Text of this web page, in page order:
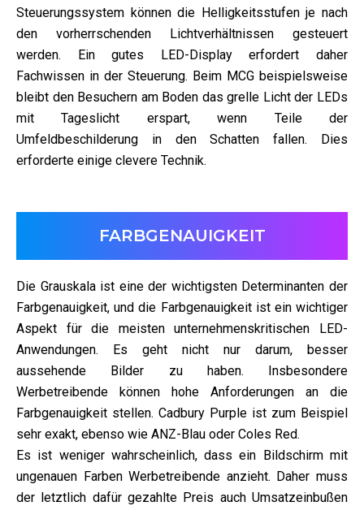
Steuerungssystem können die Helligkeitsstufen je nach
den vorherrschenden Lichtverhältnissen gesteuert
werden. Ein gutes LED-Display erfordert daher
Fachwissen in der Steuerung. Beim MCG beispielsweise
bleibt den Besuchern am Boden das grelle Licht der LEDs
mit Tageslicht erspart, wenn Teile der
Umfeldbeschilderung in den Schatten fallen. Dies
erforderte einige clevere Technik.
FARBGENAUIGKEIT
Die Grauskala ist eine der wichtigsten Determinanten der
Farbgenauigkeit, und die Farbgenauigkeit ist ein wichtiger
Aspekt für die meisten unternehmenskritischen LED-
Anwendungen. Es geht nicht nur darum, besser
aussehende Bilder zu haben. Insbesondere
Werbetreibende können hohe Anforderungen an die
Farbgenauigkeit stellen. Cadbury Purple ist zum Beispiel
sehr exakt, ebenso wie ANZ-Blau oder Coles Red.
Es ist weniger wahrscheinlich, dass ein Bildschirm mit
ungenauen Farben Werbetreibende anzieht. Daher muss
der letztlich dafür gezahlte Preis auch Umsatzeinbußen